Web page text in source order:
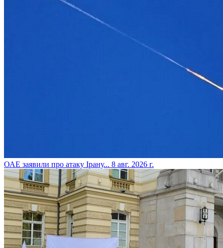
​ОАЕ заявили про атаку Ірану... 8 авг. 2026 г.